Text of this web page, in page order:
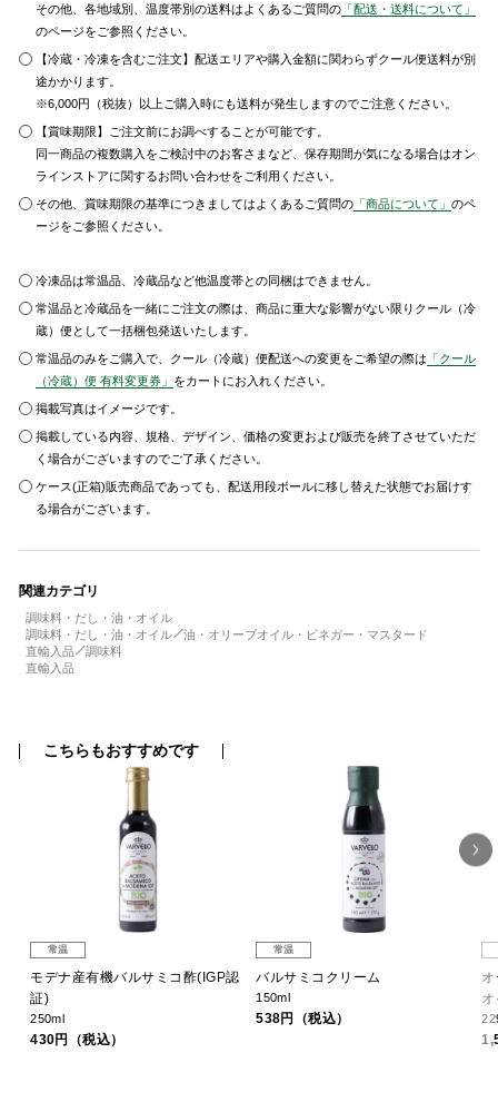
その他、各地域別、温度帯別の送料はよくあるご質問の 「配送・送料について」
のページをご参照ください。
【冷蔵・冷凍を含むご注文】配送エリアや購入金額に関わらずクール便送料が別
途かかります。
※6,000円（税抜）以上ご購入時にも送料が発生しますのでご注意ください。
【賞味期限】ご注文前にお調べすることが可能です。
同一商品の複数購入をご検討中のお客さまなど、保存期間が気になる場合はオン
ラインストアに関するお問い合わせをご利用ください。
その他、賞味期限の基準につきましてはよくあるご質問の 「商品について」のペ
ージをご参照ください。
冷凍品は常温品、冷蔵品など他温度帯との同梱はできません。
常温品と冷蔵品を一緒にご注文の際は、商品に重大な影響がない限りクール（冷
蔵）便として一括梱包発送いたします。
常温品のみをご購入で、クール（冷蔵）便配送への変更をご希望の際は 「クール
（冷蔵）便 有料変更券」 をカートにお入れください。
掲載写真はイメージです。
掲載している内容、規格、デザイン、価格の変更および販売を終了させていただ
く場合がございますのでご了承ください。
ケース(正箱)販売商品であっても、配送用段ボールに移し替えた状態でお届けす
る場合がございます。
関連カテゴリ
調味料・だし・油・オイル
調味料・だし・油・オイル
油・オリーブオイル・ビネガー・マスタード
直輸入品
調味料
直輸入品
こちらもおすすめです
常温
モデナ産有機バルサミコ酢(IGP認
証)
250ml
430円（税込）
常温
バルサミコクリーム
150ml
538円（税込）